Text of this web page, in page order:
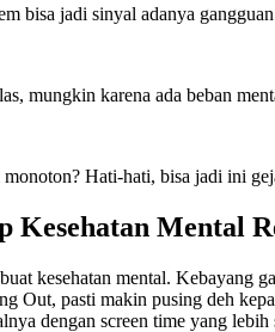
bisa jadi sinyal adanya gangguan
mungkin karena ada beban
Hati-hati, bisa jadi ini
Kesehatan Mental
kesehatan mental.
Out, pasti makin pusing deh
dengan screen time yang